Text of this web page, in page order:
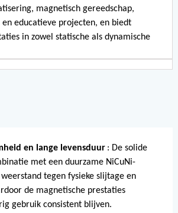
magnetisch gereedschap,
educatieve projecten, en biedt
in zowel statische als dynamische
en lange levensduur : De solide
met een duurzame NiCuNi-
tegen fysieke slijtage en
de magnetische prestaties
gebruik consistent blijven.